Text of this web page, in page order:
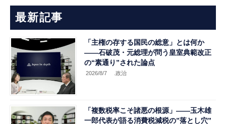
最新記事
「主権の存する国民の総意」とは何か
――石破茂・元総理が問う皇室典範改正
の“素通り”された論点
2026/8/7 .政治
「複数税率こそ諸悪の根源」――玉木雄
一郎代表が語る消費税減税の”落とし穴”